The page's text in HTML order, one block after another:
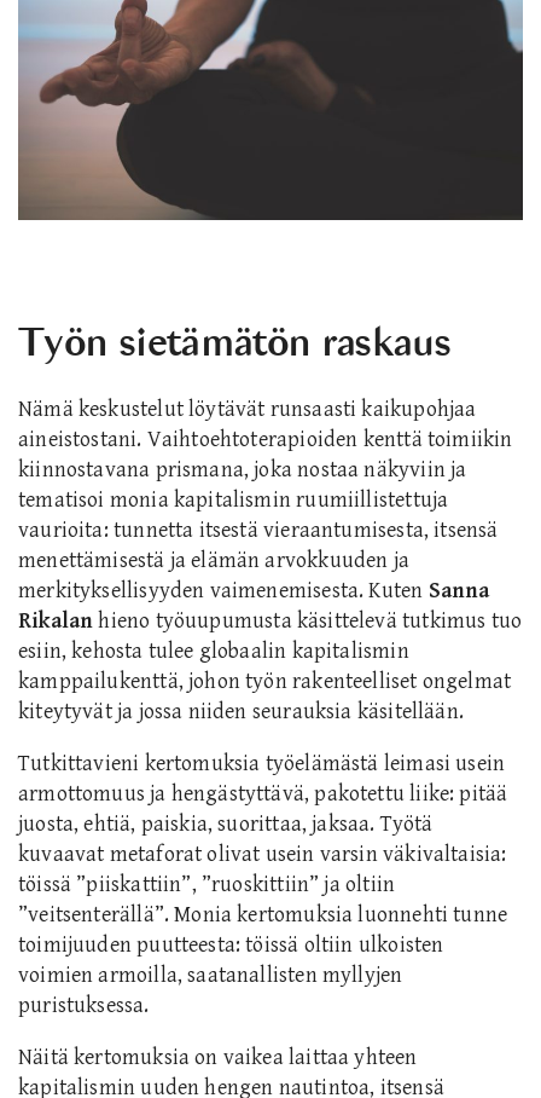
Työn sietämätön raskaus
Nämä keskustelut löytävät runsaasti kaikupohjaa
aineistostani. Vaihtoehtoterapioiden kenttä toimiikin
kiinnostavana prismana, joka nostaa näkyviin ja
tematisoi monia kapitalismin ruumiillistettuja
vaurioita: tunnetta itsestä vieraantumisesta, itsensä
menettämisestä ja elämän arvokkuuden ja
merkityksellisyyden vaimenemisesta. Kuten Sanna
Rikalanhieno työuupumusta käsittelevä tutkimus tuo
esiin, kehosta tulee globaalin kapitalismin
kamppailukenttä, johon työn rakenteelliset ongelmat
kiteytyvät ja jossa niiden seurauksia käsitellään.
Tutkittavieni kertomuksia työelämästä leimasi usein
armottomuus ja hengästyttävä, pakotettu liike: pitää
juosta, ehtiä, paiskia, suorittaa, jaksaa. Työtä
kuvaavat metaforat olivat usein varsin väkivaltaisia:
töissä ”piiskattiin”, ”ruoskittiin” ja oltiin
”veitsenterällä”. Monia kertomuksia luonnehti tunne
toimijuuden puutteesta: töissä oltiin ulkoisten
voimien armoilla, saatanallisten myllyjen
puristuksessa.
Näitä kertomuksia on vaikea laittaa yhteen
kapitalismin uuden hengen nautintoa, itsensä